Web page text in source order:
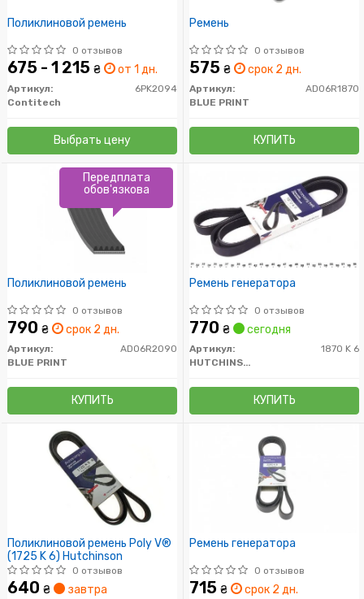
Поликлиновой ремень
0 отзывов
675 - 1 215 ₴ от 1 дн.
Артикул:
6PK2094
Contitech
Выбрать цену
Ремень
0 отзывов
575 ₴ срок 2 дн.
Артикул:
AD06R1870
BLUE PRINT
КУПИТЬ
Поликлиновой ремень
0 отзывов
790 ₴ срок 2 дн.
Артикул:
AD06R2090
BLUE PRINT
КУПИТЬ
Передплата
обов'язкова
Ремень генератора
0 отзывов
770 ₴ сегодня
Артикул:
1870 K 6
HUTCHINSON
КУПИТЬ
Поликлиновой ремень Poly V®
(1725 K 6) Hutchinson
0 отзывов
640 ₴ завтра
Ремень генератора
0 отзывов
715 ₴ срок 2 дн.